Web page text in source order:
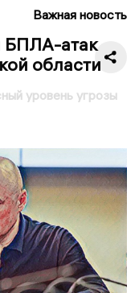
Важная новость
БПЛА-атак
области
уровень угрозы